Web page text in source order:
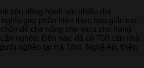
còn đồng hành với nhiều địa
góp phần hiện thực hóa giấc mơ
để che nắng che mưa cho hàng
nghèo. Đến nay, đã có 700 căn nhà
nghèo tại Hà Tĩnh, Nghệ An, Điện